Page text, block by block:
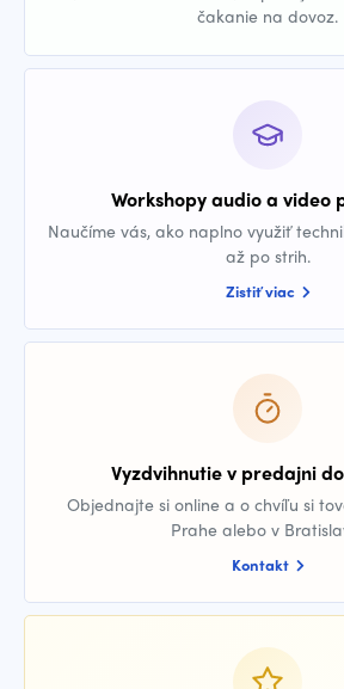
čakanie na dovoz.
Workshopy audio a video
Naučíme vás, ako naplno využiť
až po strih.
Zistiť viac
Vyzdvihnutie v predajni
Objednajte si online a o chvíľu si
Prahe alebo v
Kontakt